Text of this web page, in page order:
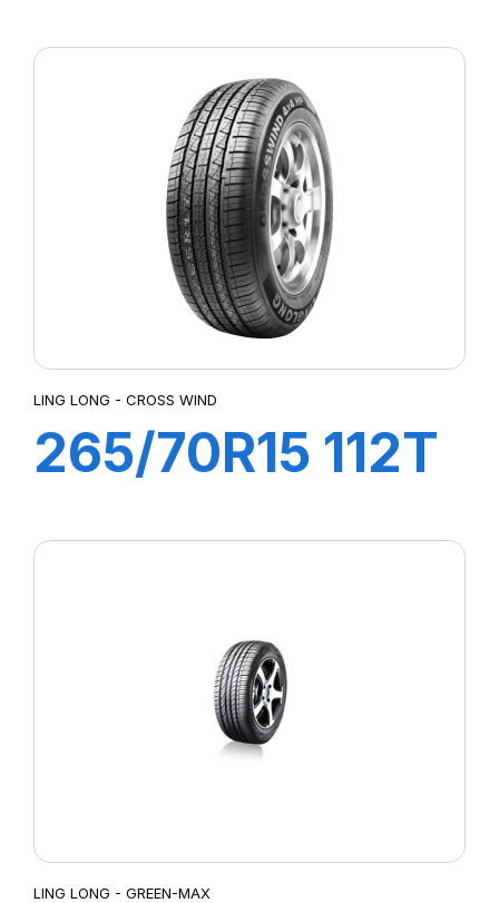
HP010
LING LONG - CROSS WIND
265/70R15 112T
LING LONG - GREEN-MAX